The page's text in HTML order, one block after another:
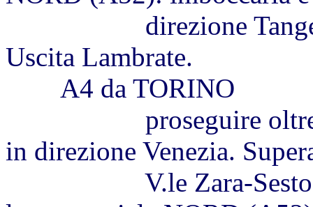
direzione
Uscita Lambrate.
A4 da TORINO
proseguire oltre la
in direzione Venezia.
V.le Zara-Sesto